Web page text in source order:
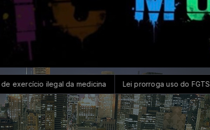
ilegal da medicina Lei prorroga uso do FGTS em